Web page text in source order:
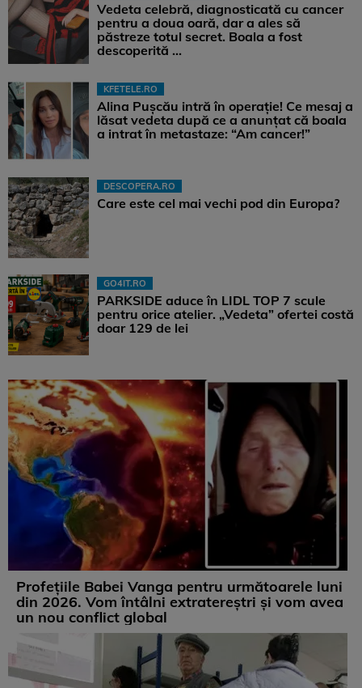
Vedeta celebră, diagnosticată cu cancer
pentru a doua oară, dar a ales să
păstreze totul secret. Boala a fost
descoperită ...
KFETELE.RO
Alina Pușcău intră în operație! Ce mesaj a
lăsat vedeta după ce a anunțat că boala
a intrat în metastaze: “Am cancer!”
DESCOPERA.RO
Care este cel mai vechi pod din Europa?
GO4IT.RO
PARKSIDE aduce în LIDL TOP 7 scule
pentru orice atelier. „Vedeta” ofertei costă
doar 129 de lei
Profețiile Babei Vanga pentru următoarele luni
din 2026. Vom întâlni extratereștri și vom avea
un nou conflict global